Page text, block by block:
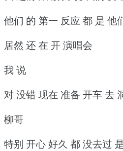
他们 的 第一 反应 都 是 他
居然 还 在 开 演唱会
我 说
对 没错 现在 准备 开车 去
柳哥
特别 开心 好久 都 没去过